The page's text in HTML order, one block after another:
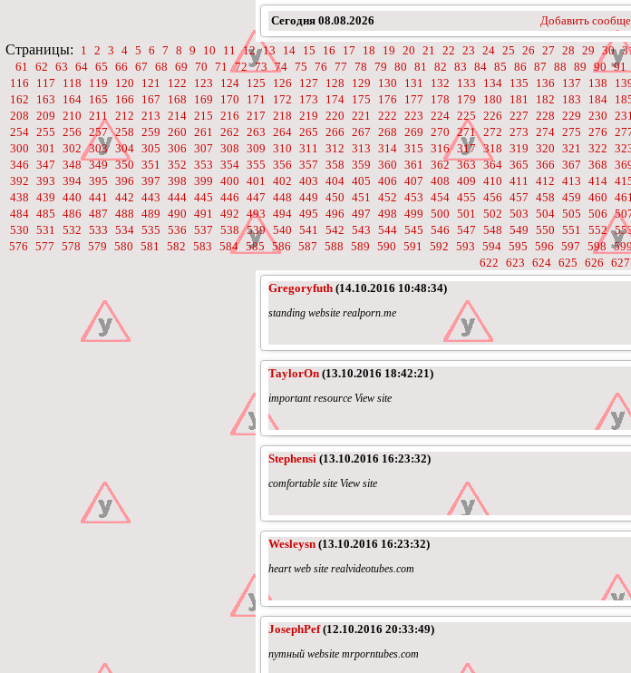
Сегодня 08.08.2026 Добавить
Страницы: 1 2 3 4 5 6 7 8 9 10 11 12 13 14 15 16 17 18 19 20 21 22 23 24 25 26 27 28 29 30
61 62 63 64 65 66 67 68 69 70 71 72 73 74 75 76 77 78 79 80 81 82 83 84 85 86 87 88 89 90 91
116
117 118 119 120 121 122 123 124 125 126 127 128 129 130 131 132 133 134 135 136 137 138
162
163 164 165 166 167 168 169 170 171 172 173 174 175 176 177 178 179 180 181 182 183 184
208 209 210 211 212 213 214 215 216 217 218 219 220 221 222 223 224 225 226 227 228 229 230
254 255 256 257 258 259 260 261 262 263 264 265 266 267 268 269 270 271 272 273 274 275 276
300 301 302 303 304 305 306 307 308 309 310 311 312 313 314 315 316 317 318 319 320 321 322
346 347 348 349 350 351 352 353 354 355 356 357 358 359 360 361 362 363 364 365 366 367 368
392 393 394 395 396 397 398 399 400 401 402 403 404 405 406 407 408 409 410 411 412 413 414
438 439 440 441 442 443 444 445 446 447 448 449 450 451 452 453 454 455 456 457 458 459 460
484 485 486 487 488 489 490 491 492 493 494 495 496 497 498 499 500 501 502 503 504 505 506
530 531 532 533 534 535 536 537 538 539 540 541 542 543 544 545 546 547 548 549 550 551 552
576 577 578 579 580 581 582 583 584 585 586 587 588 589 590 591 592 593 594 595 596 597 598 599
622 623 624 625 626 627
Gregoryfuth (14.10.2016 10:48:34)
standing website realporn.me
TaylorOn (13.10.2016 18:42:21)
important resource View site
Stephensi (13.10.2016 16:23:32)
comfortable site View site
Wesleysn (13.10.2016 16:23:32)
heart web site realvideotubes.com
JosephPef(12.10.2016 20:33:49)
путный website mrporntubes.com